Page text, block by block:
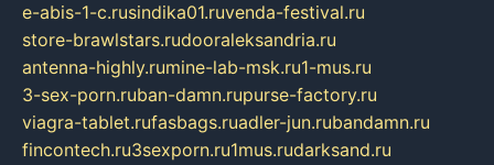
e-abis-1-c.rusindika01.ruvenda-festival.ru
store-brawlstars.rudooraleksandria.ru
antenna-highly.rumine-lab-msk.ru1-mus.ru
3-sex-porn.ruban-damn.rupurse-factory.ru
viagra-tablet.rufasbags.ruadler-jun.rubandamn.ru
fincontech.ru3sexporn.ru1mus.rudarksand.ru